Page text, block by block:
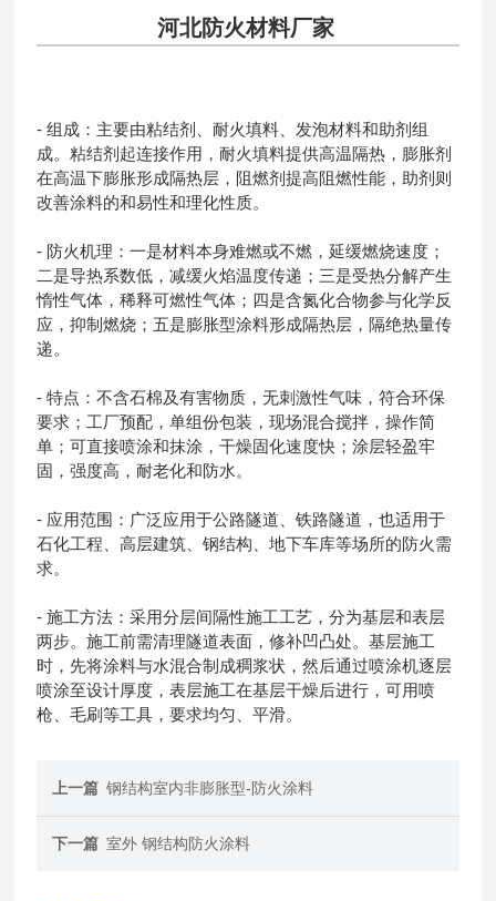
河北防火材料厂家
- 组成：主要由粘结剂、耐火填料、发泡材料和助剂组
成。粘结剂起连接作用，耐火填料提供高温隔热，膨胀剂
在高温下膨胀形成隔热层，阻燃剂提高阻燃性能，助剂则
改善涂料的和易性和理化性质。
- 防火机理：一是材料本身难燃或不燃，延缓燃烧速度；
二是导热系数低，减缓火焰温度传递；三是受热分解产生
惰性气体，稀释可燃性气体；四是含氮化合物参与化学反
应，抑制燃烧；五是膨胀型涂料形成隔热层，隔绝热量传
递。
- 特点：不含石棉及有害物质，无刺激性气味，符合环保
要求；工厂预配，单组份包装，现场混合搅拌，操作简
单；可直接喷涂和抹涂，干燥固化速度快；涂层轻盈牢
固，强度高，耐老化和防水。
- 应用范围：广泛应用于公路隧道、铁路隧道，也适用于
石化工程、高层建筑、钢结构、地下车库等场所的防火需
求。
- 施工方法：采用分层间隔性施工工艺，分为基层和表层
两步。施工前需清理隧道表面，修补凹凸处。基层施工
时，先将涂料与水混合制成稠浆状，然后通过喷涂机逐层
喷涂至设计厚度，表层施工在基层干燥后进行，可用喷
枪、毛刷等工具，要求均匀、平滑。
上一篇 钢结构室内非膨胀型-防火涂料
下一篇 室外 钢结构防火涂料